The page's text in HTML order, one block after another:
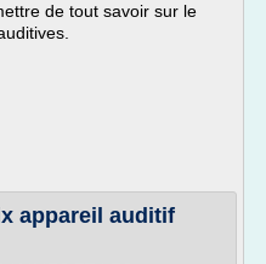
de tout savoir sur le
appareil auditif